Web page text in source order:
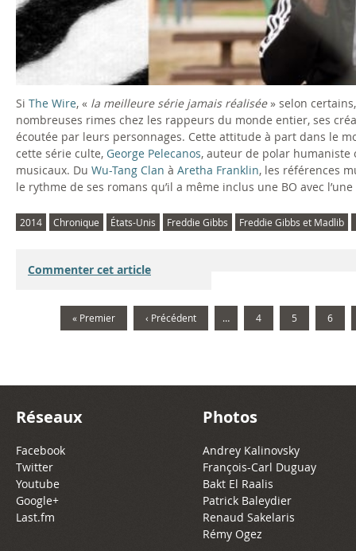
Si The Wire, « la meilleure série jamais réalisée» selon
nombreuses rimes chez les rappeurs du monde entier, ses
écoutée par leurs personnages. Cette attitude à part dans le
cette série culte, George Pelecanos, auteur de polar humaniste
musicaux. Du Wu-Tang Clan à Aretha Franklin, les références
le rythme de ses romans qu’il a même inclus une BO avec
2014 Chronique États-Unis Freddie Gibbs Freddie Gibbs et Madlib
Commenter cet article
« Premier ‹ Précédent … 4 5 6
Réseaux
Facebook
Twitter
Youtube
Google+
Last.fm
Photos
Andrey Kalinovsky
François-Carl Duguay
Bakt El Raalis
Patrick Baleydier
Renaud Sakelaris
Rémy Ogez